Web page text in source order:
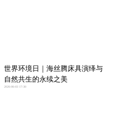
世界环境日｜海丝腾床具演绎与
自然共生的永续之美
2026-06-03 17:30